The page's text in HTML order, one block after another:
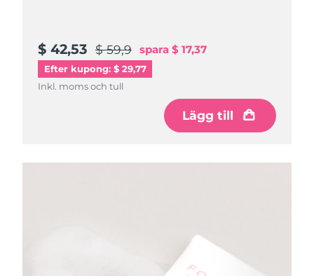
$ 42,53 $ 59,9 spara $ 17,37
Efter kupong: $ 29,77
Inkl. moms och tull
Lägg till